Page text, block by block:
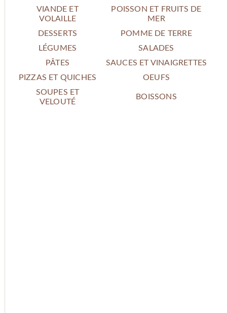
VIANDE ET
VOLAILLE
POISSON ET FRUITS DE
MER
DESSERTS
POMME DE TERRE
LÉGUMES
SALADES
PÂTES
SAUCES ET VINAIGRETTES
PIZZAS ET QUICHES
OEUFS
SOUPES ET
VELOUTÉ
BOISSONS